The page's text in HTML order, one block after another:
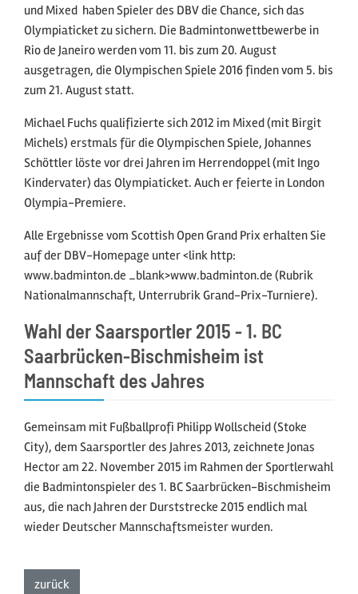
und Mixed  haben Spieler des DBV die Chance, sich das
Olympiaticket zu sichern. Die Badmintonwettbewerbe in
Rio de Janeiro werden vom 11. bis zum 20. August
ausgetragen, die Olympischen Spiele 2016 finden vom 5. bis
zum 21. August statt.
Michael Fuchs qualifizierte sich 2012 im Mixed (mit Birgit
Michels) erstmals für die Olympischen Spiele, Johannes
Schöttler löste vor drei Jahren im Herrendoppel (mit Ingo
Kindervater) das Olympiaticket. Auch er feierte in London
Olympia-Premiere.
Alle Ergebnisse vom Scottish Open Grand Prix erhalten Sie
auf der DBV-Homepage unter <link http:
www.badminton.de _blank>www.badminton.de (Rubrik
Nationalmannschaft, Unterrubrik Grand-Prix-Turniere).
Wahl der Saarsportler 2015 - 1. BC
Saarbrücken-Bischmisheim ist
Mannschaft des Jahres
Gemeinsam mit Fußballprofi Philipp Wollscheid (Stoke
City), dem Saarsportler des Jahres 2013, zeichnete Jonas
Hector am 22. November 2015 im Rahmen der Sportlerwahl
die Badmintonspieler des 1. BC Saarbrücken-Bischmisheim
aus, die nach Jahren der Durststrecke 2015 endlich mal
wieder Deutscher Mannschaftsmeister wurden.
zurückzur Listenansicht